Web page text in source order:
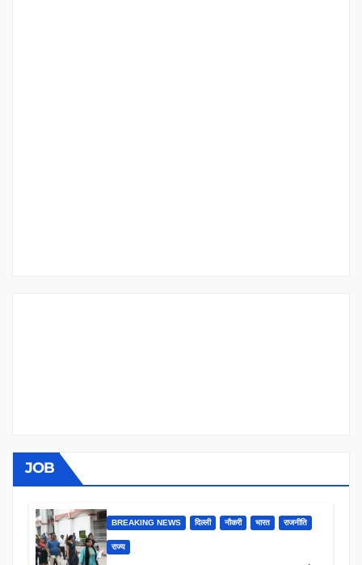
JOB
BREAKING NEWS दिल्ली नौकरी भारत राजनीति
राज्य